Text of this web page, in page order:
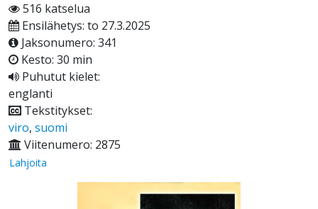
516 katselua
Ensilähetys: to 27.3.2025
Jaksonumero: 341
Kesto: 30 min
Puhutut kielet:
englanti
Tekstitykset:
viro, suomi
Viitenumero: 2875
Lahjoita